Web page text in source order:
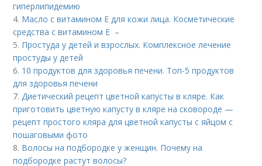
гиперлипидемию
4. Масло с витамином Е для кожи лица. Косметические
средства с витамином Е –
5. Простуда у детей и взрослых. Комплексное лечение
простуды у детей
6. 10 продуктов для здоровья печени. Топ-5 продуктов
для здоровья печени
7.Диетический рецепт цветной капусты в кляре. Как
приготовить цветную капусту в кляре на сковороде —
рецепт простого кляра для цветной капусты с яйцом с
пошаговыми фото
8. Волосы на подбородке у женщин. Почему на
подбородке растут волосы?